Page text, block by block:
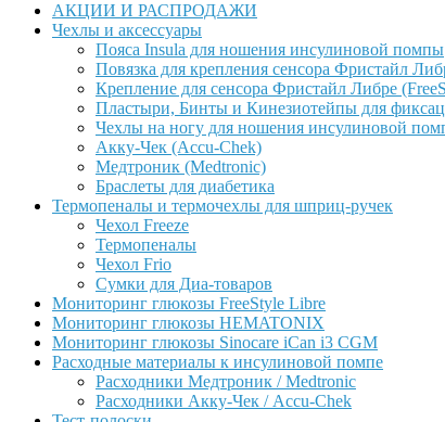
АКЦИИ И РАСПРОДАЖИ
Чехлы и аксессуары
Пояса Insula для ношения инсулиновой помпы
Повязка для крепления сенсора Фристайл
Крепление для сенсора Фристайл Либре
Пластыри, Бинты и Кинезиотейпы для
Чехлы на ногу для ношения инсулиновой
Акку-Чек (Accu-Chek)
Медтроник (Medtronic)
Браслеты для диабетика
Термопеналы и термочехлы для шприц-ручек
Чехол Freeze
Термопеналы
Чехол Frio
Сумки для Диа-товаров
Мониторинг глюкозы FreeStyle Libre
Мониторинг глюкозы HEMATONIX
Мониторинг глюкозы Sinocare iCan i3 CGM
Расходные материалы к инсулиновой помпе
Расходники Медтроник / Medtronic
Расходники Акку-Чек / Accu-Chek